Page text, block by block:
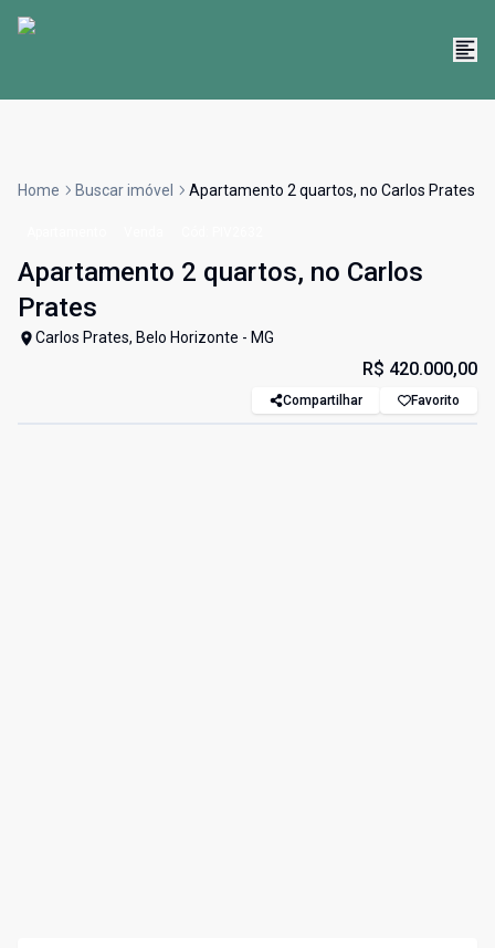
Home Buscar imóvel Apartamento 2 quartos, no Carlos Prates
Apartamento 2 quartos, no Carlos
Prates
Carlos Prates, Belo Horizonte - MG
R$ 420.000,00
Compartilhar Favorito